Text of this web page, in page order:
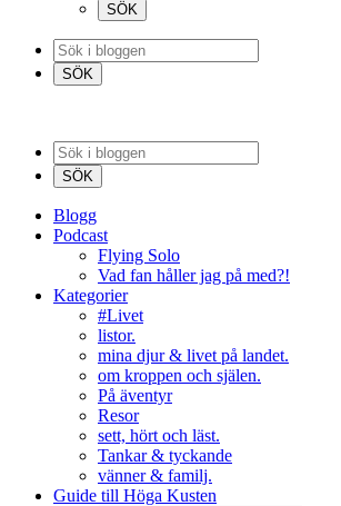
Blogg
Podcast
Flying Solo
Vad fan håller jag på med?!
Kategorier
#Livet
listor.
mina djur & livet på landet.
om kroppen och själen.
På äventyr
Resor
sett, hört och läst.
Tankar & tyckande
vänner & familj.
Guide till Höga Kusten